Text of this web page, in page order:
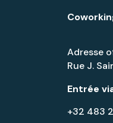
Adresse
Rue J.
Entrée
+32 483